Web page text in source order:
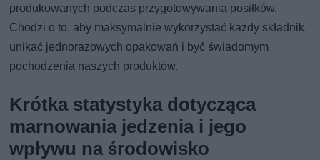
produkowanych podczas przygotowywania posiłków.
Chodzi o to, aby maksymalnie wykorzystać każdy składnik,
unikać jednorazowych opakowań i być świadomym
pochodzenia naszych produktów.
Krótka statystyka dotycząca
marnowania jedzenia i jego
wpływu na środowisko